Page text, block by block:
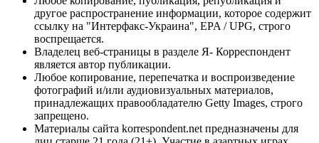
другое распространение информации, которое содержит
ссылку на "Интерфакс-Украина", EPA / UPG, строго
воспрещается.
Владелец веб-страницы в разделе Я- Корреспондент
является автор публикации.
Любое копирование, перепечатка и воспроизведение
фотографий и/или аудиовизуальных материалов,
принадлежащих правообладателю Getty Images, строго
запрещено.
Материалы сайта korrespondent.net предназначены для